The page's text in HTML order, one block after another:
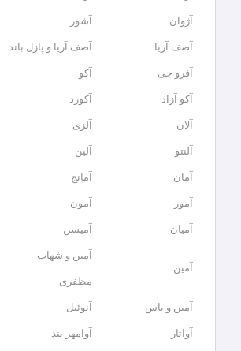
آژوان آشور
آصف آریا آصف آریا و پازل باند
آفرو جی آکو
آکو آزاد آکورد
آلان آلزی
آلنتو آلین
آمان آمانج
آمور آمون
آمیان آمیسن
آمین
آمین و شهاب
مظفری
آمین و یاس آنوئیل
آواتار آوامهر بند